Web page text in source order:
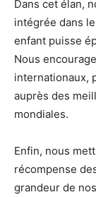
Dans cet élan,
intégrée dans
enfant puisse
Nous
internationaux,
auprès des
mondiales.
Enfin, nous
récompense
grandeur de